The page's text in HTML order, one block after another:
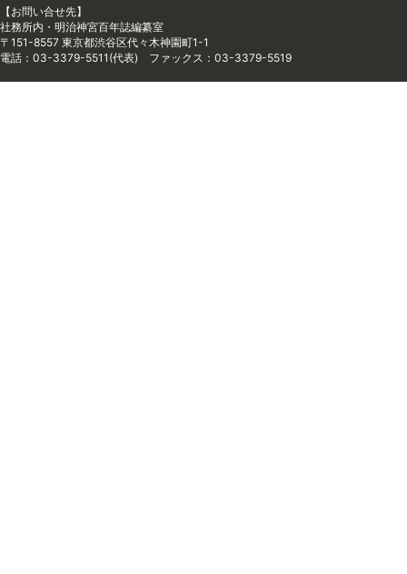
【お問い合せ先】
社務所内・明治神宮百年誌編纂室
〒151-8557 東京都渋谷区代々木神園町1-1
電話：03-3379-5511(代表) ファックス：03-3379-5519